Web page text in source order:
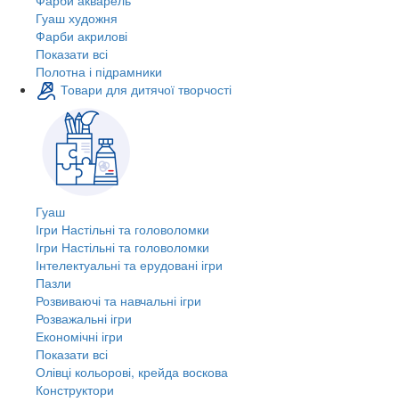
Гуаш художня
Фарби акрилові
Показати всі
Полотна і підрамники
Товари для дитячої творчості
Гуаш
Ігри Настільні та головоломки
Ігри Настільні та головоломки
Інтелектуальні та ерудовані ігри
Пазли
Розвиваючі та навчальні ігри
Розважальні ігри
Економічні ігри
Показати всі
Олівці кольорові, крейда воскова
Конструктори